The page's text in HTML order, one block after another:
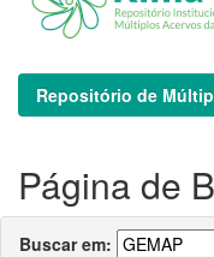
Repositório de
Página de
Buscar em: